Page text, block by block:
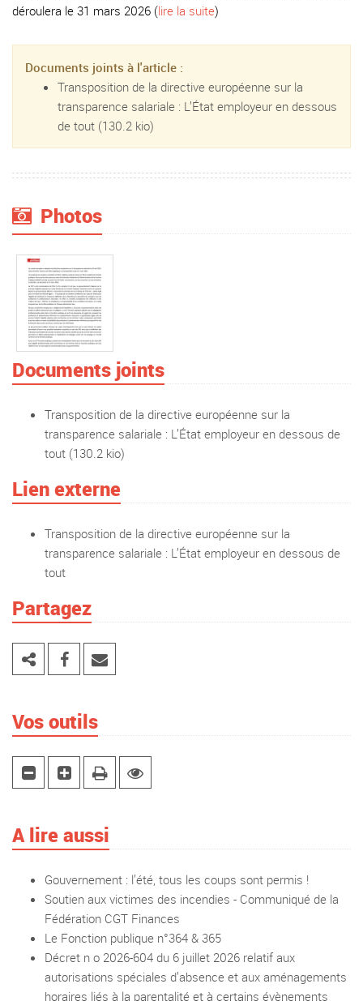
déroulera le 31 mars 2026 (lire la suite)
Documents joints à l'article :
Transposition de la directive européenne sur la
transparence salariale : L’État employeur en dessous
de tout (130.2 kio)
Photos
Documents joints
Transposition de la directive européenne sur la
transparence salariale : L’État employeur en dessous de
tout (130.2 kio)
Lien externe
Transposition de la directive européenne sur la
transparence salariale : L’État employeur en dessous de
tout
Partagez
Vos outils
A lire aussi
Gouvernement : l’été, tous les coups sont permis !
Soutien aux victimes des incendies - Communiqué de la
Fédération CGT Finances
Le Fonction publique n°364 & 365
Décret n o 2026-604 du 6 juillet 2026 relatif aux
autorisations spéciales d’absence et aux aménagements
horaires liés à la parentalité et à certains évènements